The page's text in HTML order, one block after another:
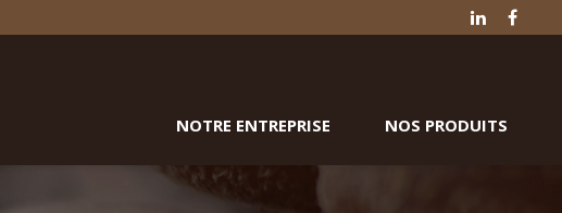
NOTRE ENTREPRISE NOS PRODUITS